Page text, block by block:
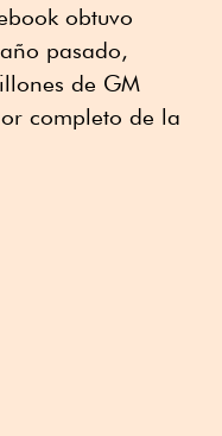
obtuvo
pasado,
de GM
completo de la